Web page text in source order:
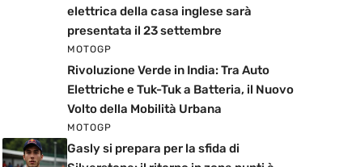
elettrica della casa inglese sarà
presentata il 23 settembre
MOTOGP
Rivoluzione Verde in India: Tra Auto
Elettriche e Tuk-Tuk a Batteria, il Nuovo
Volto della Mobilità Urbana
MOTOGP
Gasly si prepara per la sfida di